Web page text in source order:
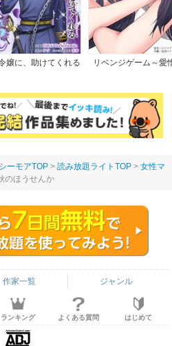
嬢に、助けてくれる
リベンジゲーム～愛
ーモアTOP 読み放題ライトTOP
女性マ
のほうせんか
作家一覧 ジャンル
ランキング よくある質問 はじめて